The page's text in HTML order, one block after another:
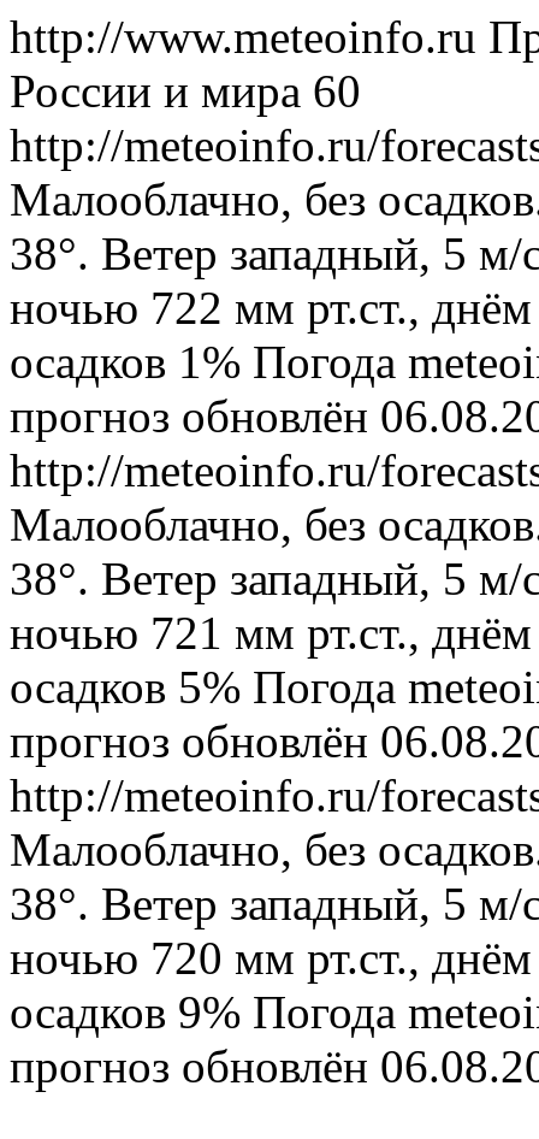
http://www.meteoinfo.ru
России и мира 60
http://meteoinfo.ru/
Малооблачно, без
38°. Ветер западный, 5
ночью 722 мм рт.ст.,
осадков 1% Погода
прогноз обновлён
http://meteoinfo.ru/
Малооблачно, без
38°. Ветер западный, 5
ночью 721 мм рт.ст.,
осадков 5% Погода
прогноз обновлён
http://meteoinfo.ru/
Малооблачно, без
38°. Ветер западный, 5
ночью 720 мм рт.ст.,
осадков 9% Погода
прогноз обновлён